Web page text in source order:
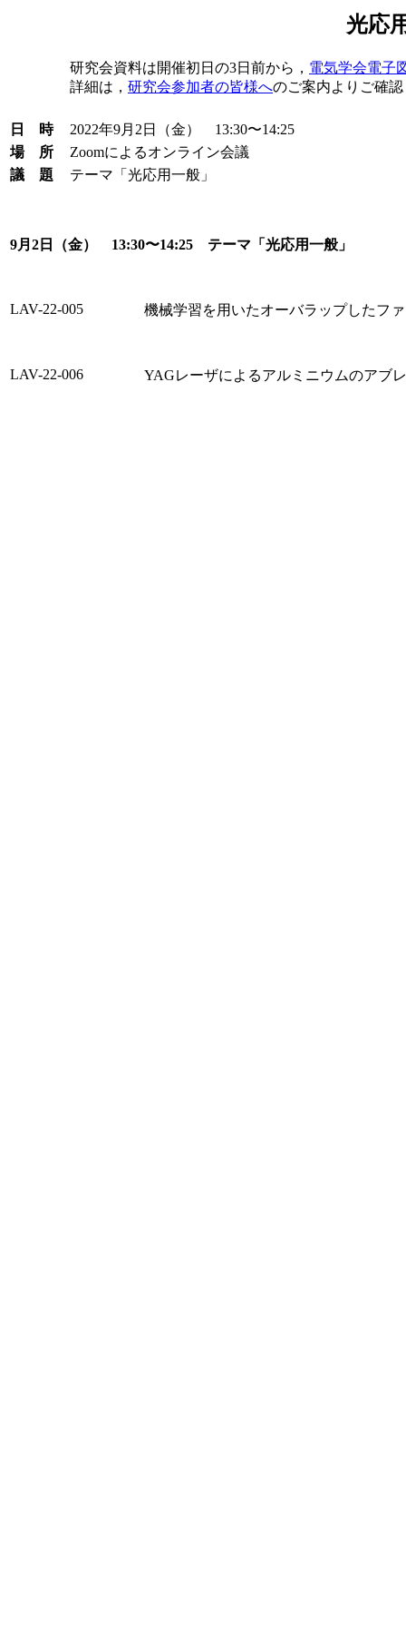
光応
研究会資料は開催初日の3日前から， 電気学会電子
詳細は， 研究会参加者の皆様へのご案内よりご確
日 時
2022年9月2日（金） 13:30〜14:25
場 所
Zoomによるオンライン会議
議 題
テーマ「光応用一般」
9月2日（金） 13:30〜14:25 テーマ「光応用一般」
LAV-22-005 機械学習を用いたオーバラップしたフ
LAV-22-006 YAGレーザによるアルミニウムのアブ